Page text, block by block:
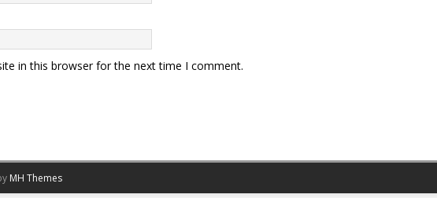
in this browser for the next time I comment.
MH Themes